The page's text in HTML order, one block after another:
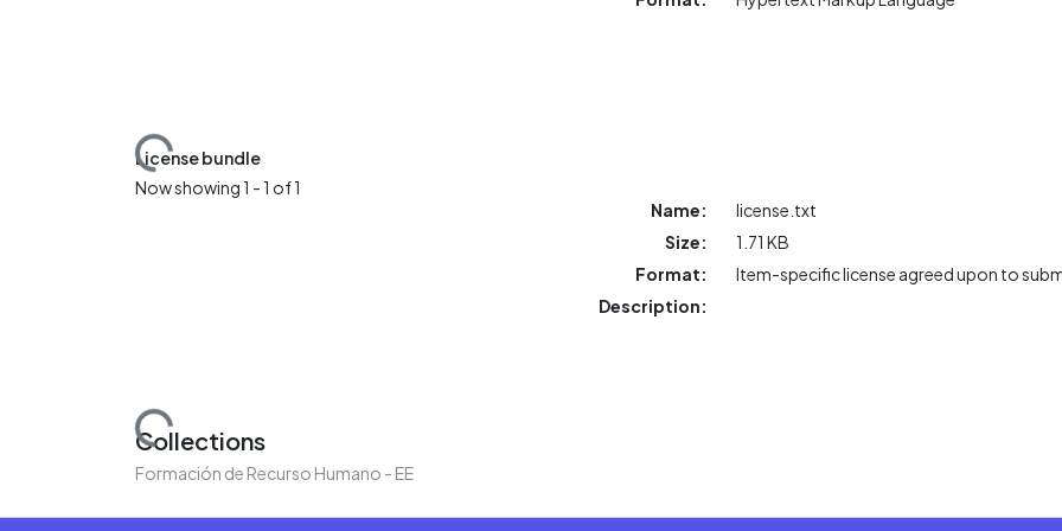
Loading...
License bundle
Now showing1 - 1 of 1
Loading...
Name:
license.txt
Size:
1.71 KB
Format:
Item-specific license agreed upon to
Description:
Collections
Formación de Recurso Humano - EE